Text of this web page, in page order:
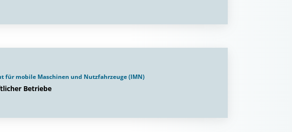
für mobile Maschinen und Nutzfahrzeuge (IMN)
Betriebe